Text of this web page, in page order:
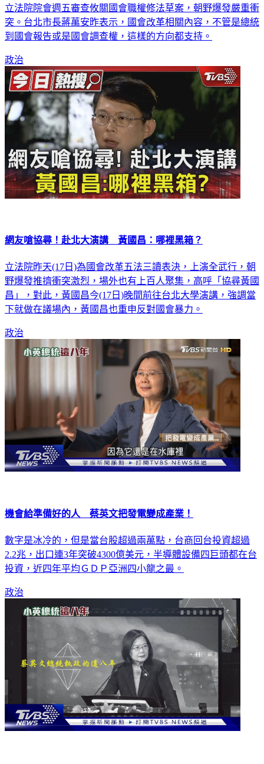
立法院院會週五審查攸關國會職權修法草案，朝野爆發嚴重衝
突。台北市長蔣萬安昨表示，國會改革相關內容，不管是總統
到國會報告或是國會調查權，這樣的方向都支持。
政治
網友嗆協尋！赴北大演講 黃國昌：哪裡黑箱？
立法院昨天(17日)為國會改革五法三讀表決，上演全武行，朝
野爆發推擠衝突激烈，場外也有上百人聚集，高呼「協尋黃國
昌」，對此，黃國昌今(17日)晚間前往台北大學演講，強調當
下就做在議場內，黃國昌也重申反對國會暴力。
政治
機會給準備好的人 蔡英文把發電變成產業！
數字是冰冷的，但是當台股超過兩萬點，台商回台投資超過
2.2兆，出口連3年突破4300億美元，半導體設備四巨頭都在台
投資，近四年平均ＧＤＰ亞洲四小龍之最。
政治